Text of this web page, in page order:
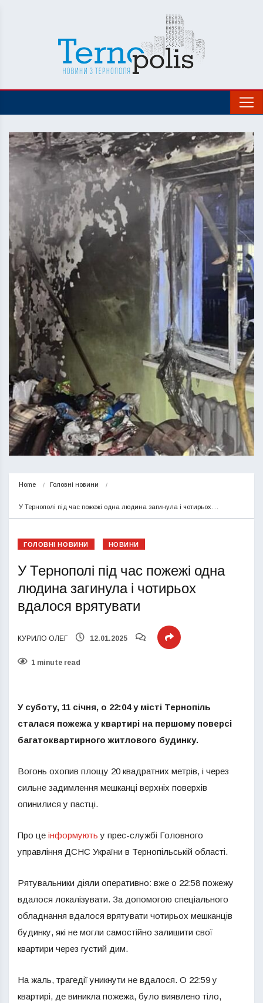
Home Головні новини
У Тернополі під час пожежі одна людина загинула і чотирьох…
ГОЛОВНІ НОВИНИ НОВИНИ
У Тернополі під час пожежі одна
людина загинула і чотирьох
вдалося врятувати
КУРИЛО ОЛЕГ 12.01.2025
1 minute read
У суботу, 11 січня, о 22:04 у місті Тернопіль
сталася пожежа у квартирі на першому поверсі
багатоквартирного житлового будинку.
Вогонь охопив площу 20 квадратних метрів, і через
сильне задимлення мешканці верхніх поверхів
опинилися у пастці.
Про це інформують у прес-службі Головного
управління ДСНС України в Тернопільській області.
Рятувальники діяли оперативно: вже о 22:58 пожежу
вдалося локалізувати. За допомогою спеціального
обладнання вдалося врятувати чотирьох мешканців
будинку, які не могли самостійно залишити свої
квартири через густий дим.
На жаль, трагедії уникнути не вдалося. О 22:59 у
квартирі, де виникла пожежа, було виявлено тіло,